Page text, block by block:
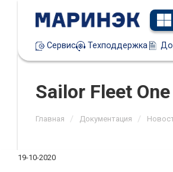
Сервис Техподдержка
Sailor Fleet
Главная / Документация /
19-10-2020